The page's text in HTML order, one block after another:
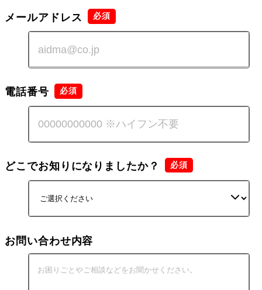
メールアドレス
電話番号
どこでお知りになりましたか？
お問い合わせ内容